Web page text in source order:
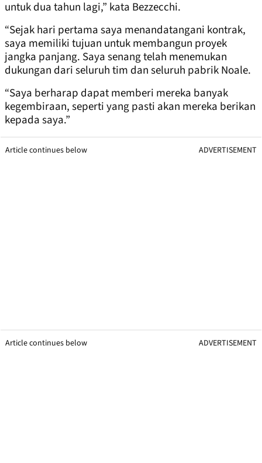
untuk dua tahun lagi,” kata Bezzecchi.
“Sejak hari pertama saya menandatangani kontrak,
saya memiliki tujuan untuk membangun proyek
jangka panjang. Saya senang telah menemukan
dukungan dari seluruh tim dan seluruh pabrik Noale.
“Saya berharap dapat memberi mereka banyak
kegembiraan, seperti yang pasti akan mereka berikan
kepada saya.”
Article continues below ADVERTISEMENT
Article continues below ADVERTISEMENT